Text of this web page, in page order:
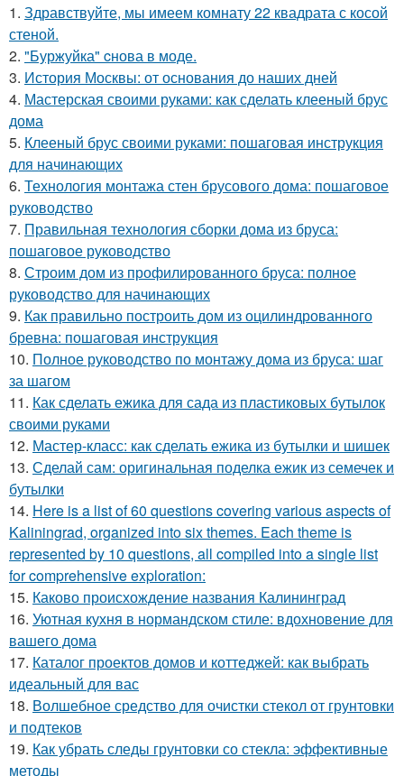
1. Здравствуйте, мы имеем комнату 22 квадрата с косой
стеной.
2. "Буржуйка" cнова в моде.
3. История Москвы: от основания до наших дней
4. Мастерская своими руками: как сделать клееный брус
дома
5. Клееный брус своими руками: пошаговая инструкция
для начинающих
6. Технология монтажа стен брусового дома: пошаговое
руководство
7. Правильная технология сборки дома из бруса:
пошаговое руководство
8. Строим дом из профилированного бруса: полное
руководство для начинающих
9. Как правильно построить дом из оцилиндрованного
бревна: пошаговая инструкция
10. Полное руководство по монтажу дома из бруса: шаг
за шагом
11. Как сделать ежика для сада из пластиковых бутылок
своими руками
12. Мастер-класс: как сделать ежика из бутылки и шишек
13. Сделай сам: оригинальная поделка ежик из семечек и
бутылки
14. Here is a list of 60 questions covering various aspects of
Kaliningrad, organized into six themes. Each theme is
represented by 10 questions, all compiled into a single list
for comprehensive exploration:
15. Каково происхождение названия Калининград
16. Уютная кухня в нормандском стиле: вдохновение для
вашего дома
17. Каталог проектов домов и коттеджей: как выбрать
идеальный для вас
18. Волшебное средство для очистки стекол от грунтовки
и подтеков
19. Как убрать следы грунтовки со стекла: эффективные
методы